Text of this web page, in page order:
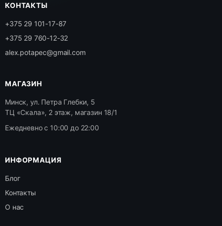
КОНТАКТЫ
+375 29 101-17-87
+375 29 760-12-32
alex.potapec@gmail.com
МАГАЗИН
Минск, ул. Петра Глебки, 5
ТЦ «Скала», 2 этаж, магазин 18/1
Ежедневно с 10:00 до 22:00
ИНФОРМАЦИЯ
Блог
Контакты
О нас